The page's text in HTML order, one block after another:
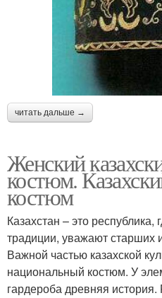
читать дальше →
Женский
костюм.
костюм
Казахстан – это
традиции, уважают старших
Важной частью казахской
национальный костюм. У
гардероба древняя